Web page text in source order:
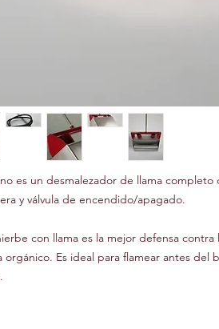
es un desmalezador de llama
y válvula de encendido/apagado.
con llama es la mejor defensa contra
orgánico. Es ideal para flamear antes del